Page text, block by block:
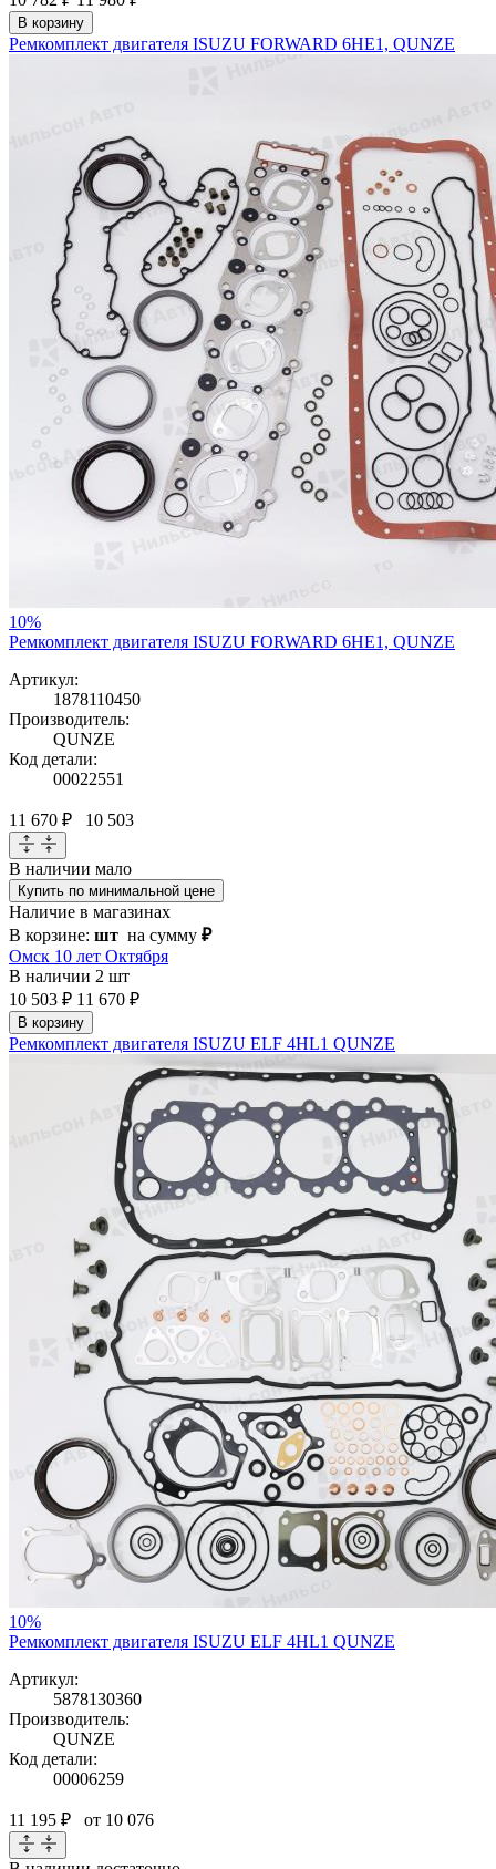
В корзину
Ремкомплект двигателя ISUZU FORWARD 6HE1, QUNZE
10%
Ремкомплект двигателя ISUZU FORWARD 6HE1, QUNZE
Артикул:
1878110450
Производитель:
QUNZE
Код детали:
00022551
11 670 ₽ 10 503
В наличии мало
Купить по минимальной цене
Наличие в магазинах
В корзине: шт на сумму ₽
Омск 10 лет Октября
В наличии 2 шт
10 503 ₽ 11 670 ₽
В корзину
Ремкомплект двигателя ISUZU ELF 4HL1 QUNZE
10%
Ремкомплект двигателя ISUZU ELF 4HL1 QUNZE
Артикул:
5878130360
Производитель:
QUNZE
Код детали:
00006259
11 195 ₽ от 10 076